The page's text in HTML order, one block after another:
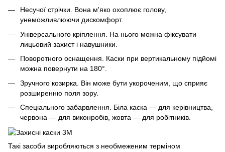
Несучої стрічки. Вона м'яко охоплює голову,
унеможливлюючи дискомфорт.
Універсального кріплення. На нього можна фіксувати
лицьовий захист і навушники.
Поворотного оснащення. Каски при вертикальному підйомі
можна повернути на 180°.
Зручного козирка. Він може бути укороченим, що сприяє
розширенню поля зору.
Спеціального забарвлення. Біла каска — для керівництва,
червона — для виконробів, жовта — для робітників.
Такі засоби виробляються з необмеженим терміном